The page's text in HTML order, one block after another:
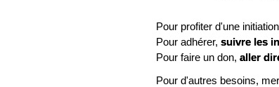
Pour profiter d'une
Pour adhérer, suivre les
Pour faire un don, aller
Pour d'autres besoins,